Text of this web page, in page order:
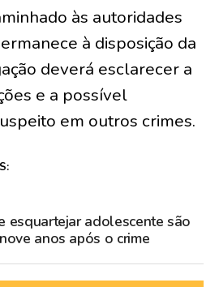
às autoridades
à disposição da
deverá esclarecer a
e a possível
em outros crimes.
esquartejar adolescente são
anos após o crime